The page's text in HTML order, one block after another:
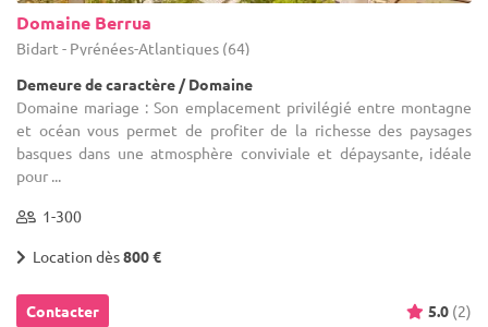
Domaine Berrua
Bidart - Pyrénées-Atlantiques (64)
Demeure de caractère / Domaine
Domaine mariage : Son emplacement privilégié entre montagne
et océan vous permet de profiter de la richesse des paysages
basques dans une atmosphère conviviale et dépaysante, idéale
pour ...
1-300
Location dès800 €
Contacter 5.0 (2)